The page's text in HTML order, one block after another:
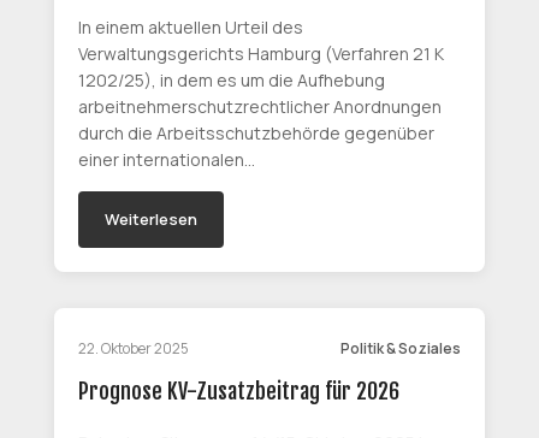
In einem aktuellen Urteil des
Verwaltungsgerichts Hamburg (Verfahren 21 K
1202/25), in dem es um die Aufhebung
arbeitnehmerschutzrechtlicher Anordnungen
durch die Arbeitsschutzbehörde gegenüber
einer internationalen…
Weiterlesen
22. Oktober 2025 Politik & Soziales
Prognose KV-Zusatzbeitrag für 2026